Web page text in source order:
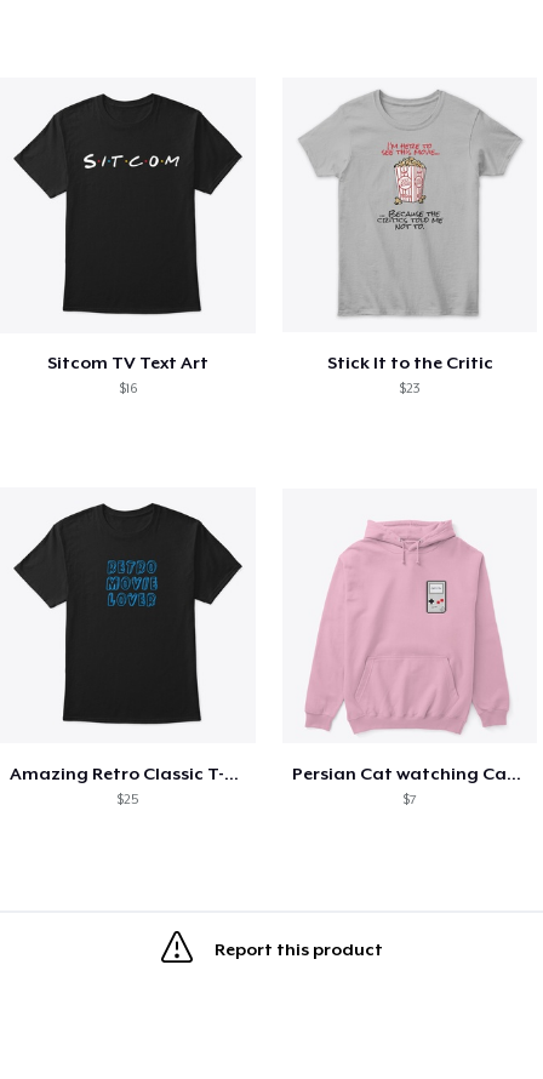
Sitcom TV Text Art
$16
Stick It to the Critic
$23
Amazing Retro Classic T-Shirt
$25
Persian Cat watching Cats TV
$7
Report this product